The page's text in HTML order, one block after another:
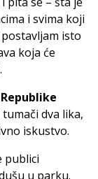
i svima koji
isto
koja će
dva lika,
iskustvo.
publici
u parku.